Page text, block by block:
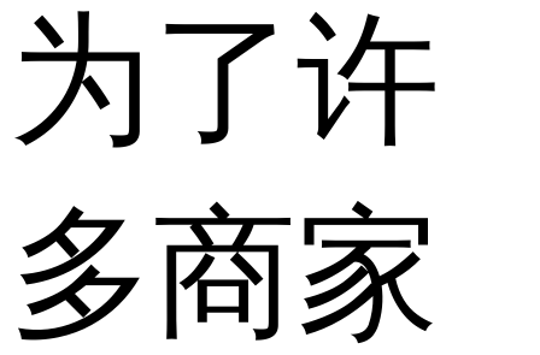
为了许
多商家